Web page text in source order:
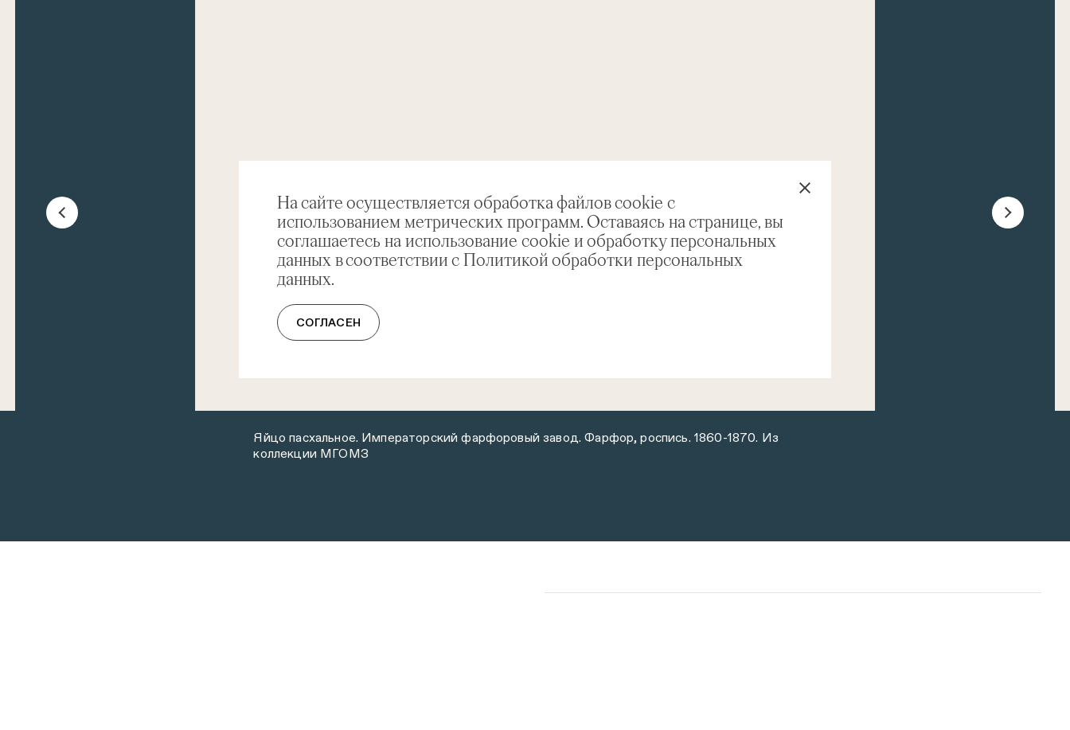
На сайте осуществляется обработка файлов cookie с
использованием метрических программ. Оставаясь на странице, вы
соглашаетесь на использование cookie и обработку персональных
данных в соответствии с Политикой обработки персональных
данных.
СОГЛАСЕН
Яйцо пасхальное. Императорский фарфоровый завод. Фарфор, роспись. 1860-1870. Из
коллекции МГОМЗ